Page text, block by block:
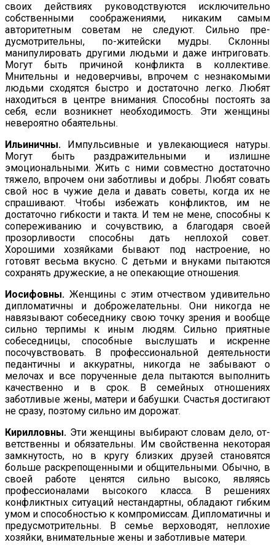
своих действиях руко­водствуются исключительно
собственными соображениями, никаким самым
авторитетным советам не следуют. Сильно пре­
дусмотрительны, по-житейски мудры. Склонны
манипулировать другими людьми и даже интриговать.
Могут быть причиной конфликта в коллективе.
Мнительны и недоверчивы, впрочем с не­знакомыми
людьми сходятся быстро и достаточно легко. Любят
находить­ся в центре внимания. Способны постоять за
себя, если возник­нет необходимость. Эти женщины
невероятно обаятельны.
Ильиничны. Импульсивные и увлекающиеся натуры.
Могут быть раздражительными и излишне
эмоциональными. Жить с ними совместно достаточно
тяжело, впрочем они заботливы и добры. Любят совать
свой нос в чужие дела и давать советы, когда их не
спра­шивают. Чтобы избежать конфликтов, им не
достаточно гибкости и такта. И тем не мене, способны к
сопереживанию и сочувствию, а благодаря своей
прозорливости способны дать неплохой совет.
Хорошими хозяйками бывают под настроение, но
готовят весьма вкусно. С детьми и внуками пытаются
сохранять дружеские, а не опекающие отношения.
Иосифовны. Женщины с этим отчеством удивительно
дипло­матичны и доброжелательны. Они никогда не
навязывают собеседнику свою точку зрения и вообще
сильно терпимы к иным людям. Сильно приятные
собеседницы, способные выслушать и искренне
посочувствовать. В профессиональной деятельности
педантичны и аккуратны, никогда не забывают о
мелочах и все порученные дела пытаются выполнить
качественно и в срок. В семейных отношениях
заботливые жены, матери и бабушки. Счастья достигают
не сразу, поэтому сильно им дорожат.
Кирилловны. Эти женщины выбирают словам дело, от­
ветственны и обязательны. Им свойственна некоторая
замкну­тость, но в кругу близких друзей становятся
больше раскрепощен­ными и общительными. Обычно, в
своей работе ценятся сильно высоко, являясь
профессионалами высокого класса. В ре­шениях
конфликтных ситуаций нестандартны, обладают гибким
умом и способностью к компромиссам. Дипломатичны и
пре­дусмотрительны. В семье верховодят, неплохие
хозяйки, вни­мательные жены и заботливые матери.